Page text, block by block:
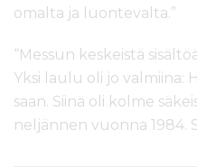
omalta ja luontevalta.”
“Messun keskeistä
Yksi laulu oli jo valmiina:
saan. Siinä oli kolme
neljännen vuonna 1984.